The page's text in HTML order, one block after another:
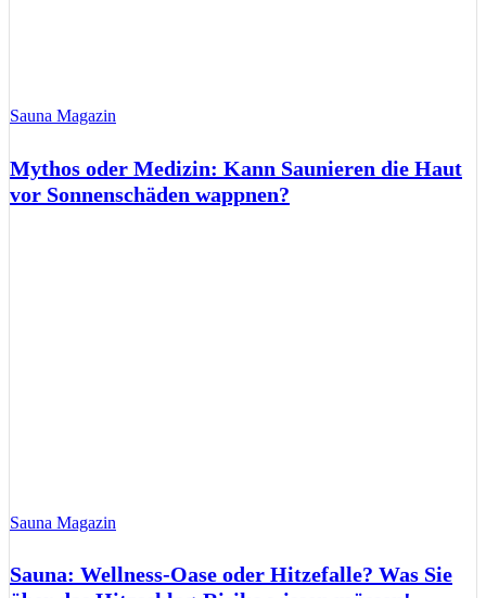
Sauna Magazin
Mythos oder Medizin: Kann Saunieren die Haut
vor Sonnenschäden wappnen?
Sauna Magazin
Sauna: Wellness-Oase oder Hitzefalle? Was Sie